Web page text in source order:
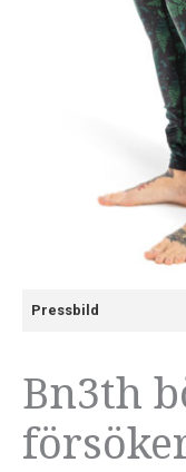
Pressbild
Bn3th